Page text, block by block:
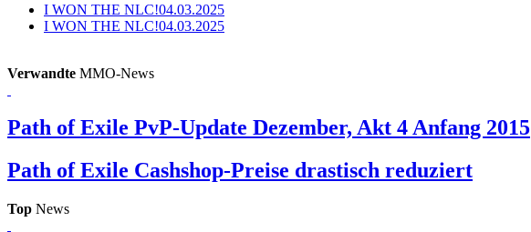
I WON THE NLC!04.03.2025
I WON THE NLC!04.03.2025
Verwandte MMO-News
Path of Exile PvP-Update Dezember, Akt 4 Anfang 2015
Path of Exile Cashshop-Preise drastisch reduziert
Top News